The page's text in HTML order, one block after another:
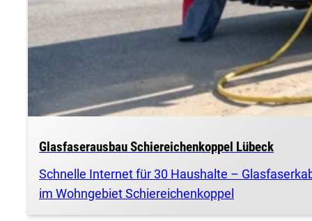
Glasfaserausbau Schiereichenkoppel Lübeck
Schnelle Internet für 30 Haushalte –
im Wohngebiet Schiereichenkoppel